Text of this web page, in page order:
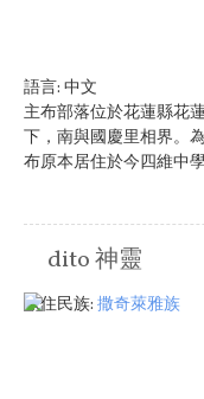
語言: 中文
主布部落位於花蓮縣花
下，南與國慶里相界。
布原本居住於今四維中
dito 神靈
原住民族: 撒奇萊雅族